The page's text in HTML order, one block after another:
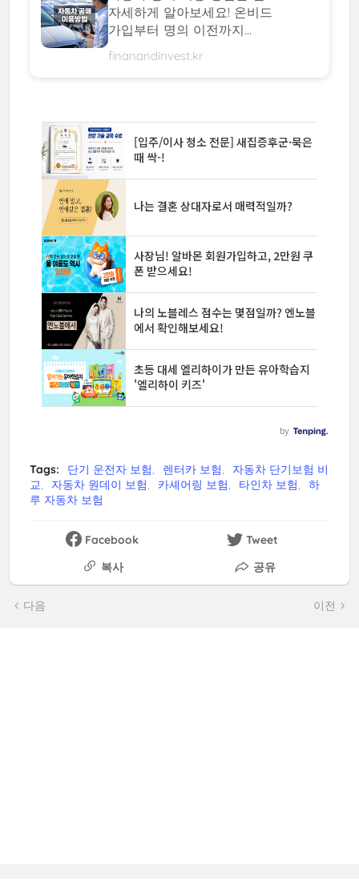
자세하게 알아보세요! 온비드
가입부터 명의 이전까지...
finanandinvest.kr
Tags: 단기 운전자 보험 렌터카 보험
자동차 단기보험 비
교
자동차 원데이 보험 카셰어링 보험 타인차 보험
하
루 자동차 보험
Facebook
Tweet
복사
공유
다음 이전